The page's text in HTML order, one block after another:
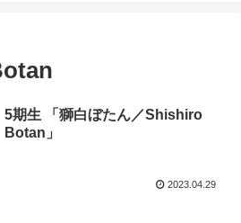
5期生 「獅白ぼたん／Shishiro
Botan」
2023.04.29